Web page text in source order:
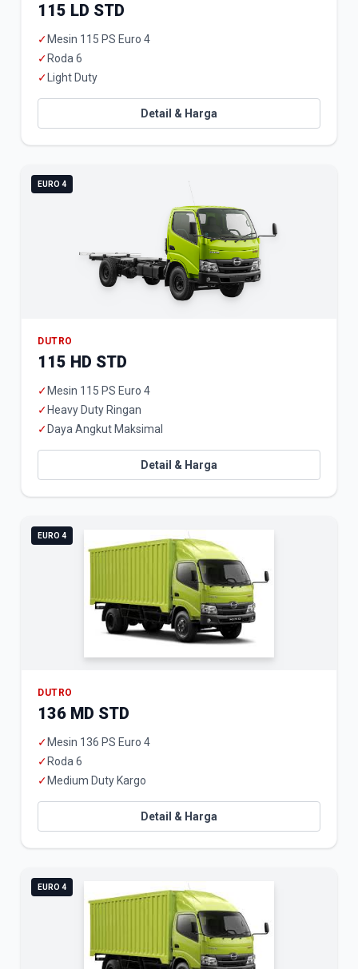
115 LD STD
✓ Mesin 115 PS Euro 4
✓ Roda 6
✓ Light Duty
Detail & Harga
EURO 4
DUTRO
115 HD STD
✓ Mesin 115 PS Euro 4
✓ Heavy Duty Ringan
✓ Daya Angkut Maksimal
Detail & Harga
EURO 4
DUTRO
136 MD STD
✓ Mesin 136 PS Euro 4
✓ Roda 6
✓ Medium Duty Kargo
Detail & Harga
EURO 4